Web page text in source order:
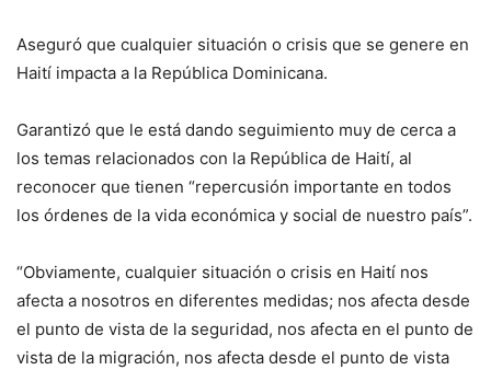
Aseguró que cualquier situación o crisis que se genere en
Haití impacta a la República Dominicana.
Garantizó que le está dando seguimiento muy de cerca a
los temas relacionados con la República de Haití, al
reconocer que tienen “repercusión importante en todos
los órdenes de la vida económica y social de nuestro país”.
“Obviamente, cualquier situación o crisis en Haití nos
afecta a nosotros en diferentes medidas; nos afecta desde
el punto de vista de la seguridad, nos afecta en el punto de
vista de la migración, nos afecta desde el punto de vista